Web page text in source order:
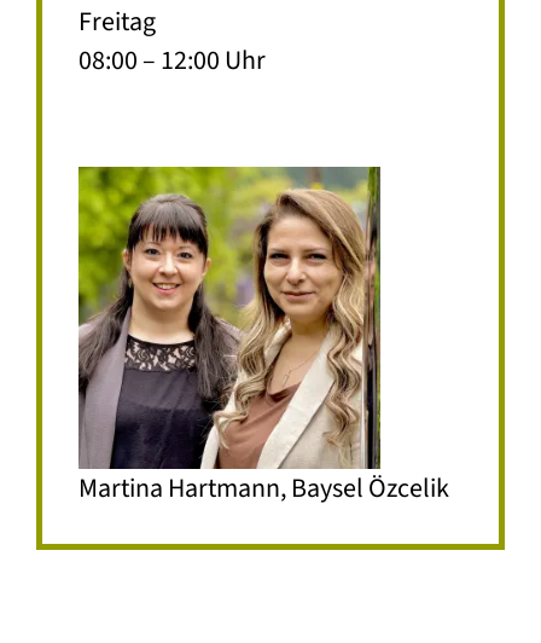
Freitag
08:00 – 12:00 Uhr
Martina Hartmann, Baysel Özcelik